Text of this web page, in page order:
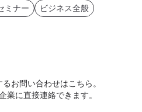
ミナー ビジネス全般
お問い合わせはこちら。
業に直接連絡できます。